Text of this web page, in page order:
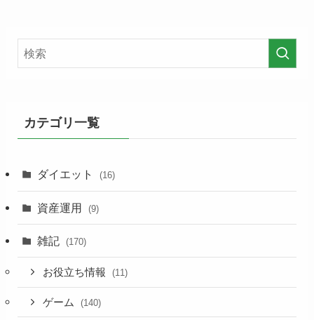
カテゴリ一覧
ダイエット (16)
資産運用 (9)
雑記 (170)
お役立ち情報 (11)
ゲーム (140)